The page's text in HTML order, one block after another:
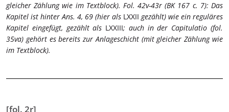
gleicher Zählung wie im Textblock). Fol. 42v-43r (BK 167 c. 7): Das
Kapitel ist hinter Ans. 4, 69 (hier als LXXII gezählt) wie ein reguläres
Kapitel eingefügt, gezählt als LXXIII; auch in der Capitulatio (fol.
35va) gehört es bereits zur Anlageschicht (mit gleicher Zählung wie
im Textblock).
[fol. 2r]